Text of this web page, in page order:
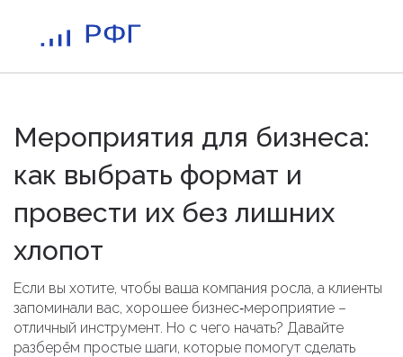
Мероприятия для бизнеса:
как выбрать формат и
провести их без лишних
хлопот
Если вы хотите, чтобы ваша компания росла, а клиенты
запоминали вас, хорошее бизнес‑мероприятие –
отличный инструмент. Но с чего начать? Давайте
разберём простые шаги, которые помогут сделать